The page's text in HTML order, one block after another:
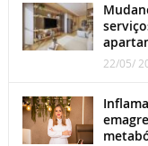
22/05/